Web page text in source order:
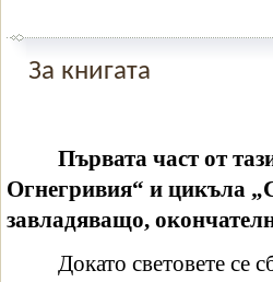
За книгата
Първата част от
Огнегривия“ и цикъла
завладяващо,
Докато световете се